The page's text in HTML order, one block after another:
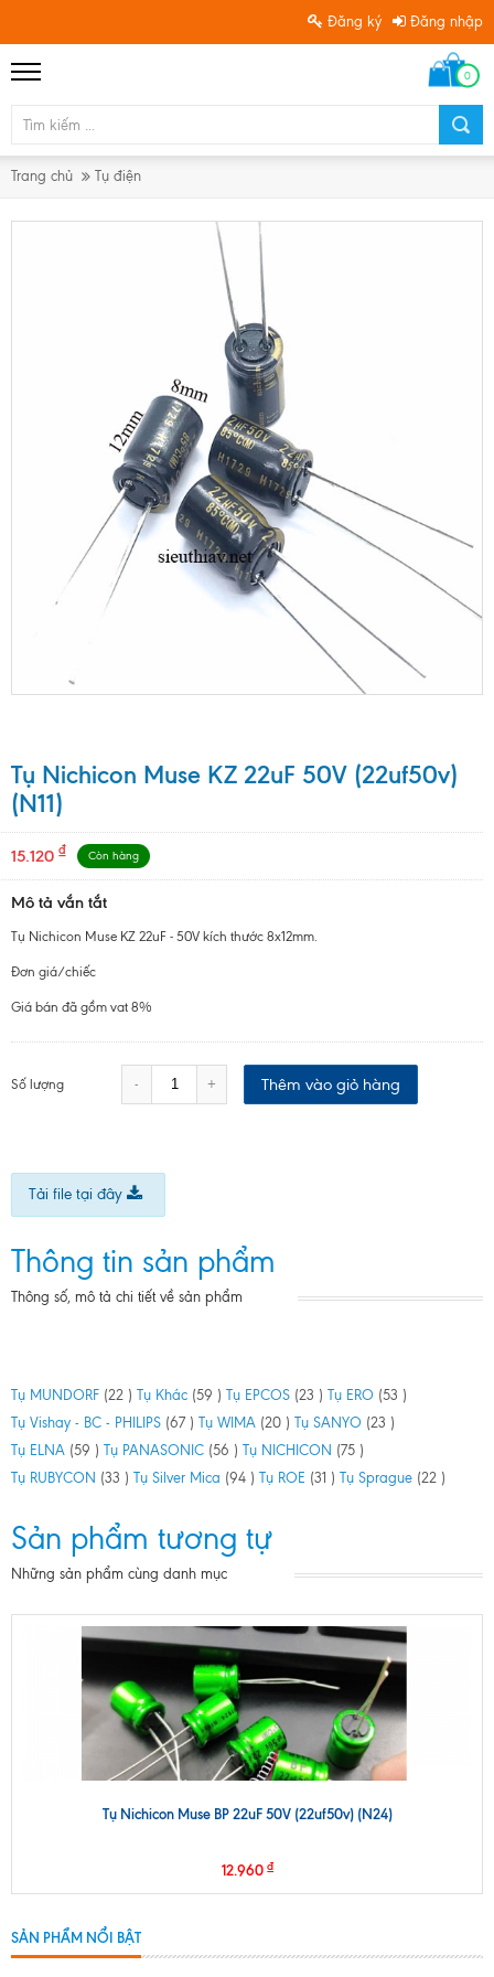
Đăng ký Đăng nhập
0
Trang chủ Tụ điện
Tụ Nichicon Muse KZ 22uF 50V (22uf50v)
(N11)
15.120 ₫ Còn hàng
Mô tả vắn tắt
Tụ Nichicon Muse KZ 22uF - 50V kích thước 8x12mm.
Đơn giá/chiếc
Giá bán đã gồm vat 8%
Số lượng - + Thêm vào giỏ hàng
Tải file tại đây
Thông tin sản phẩm
Thông số, mô tả chi tiết về sản phẩm
Tụ MUNDORF (22 ) Tụ Khác (59 ) Tụ EPCOS (23 ) Tụ ERO (53 )
Tụ Vishay - BC - PHILIPS (67 ) Tụ WIMA (20 ) Tụ SANYO (23 )
Tụ ELNA (59 ) Tụ PANASONIC (56 ) Tụ NICHICON (75 )
Tụ RUBYCON (33 ) Tụ Silver Mica (94 ) Tụ ROE (31 ) Tụ Sprague (22 )
Sản phẩm tương tự
Những sản phẩm cùng danh mục
Tụ Nichicon Muse BP 22uF 50V (22uf50v) (N24)
12.960 ₫
SẢN PHẨM NỔI BẬT